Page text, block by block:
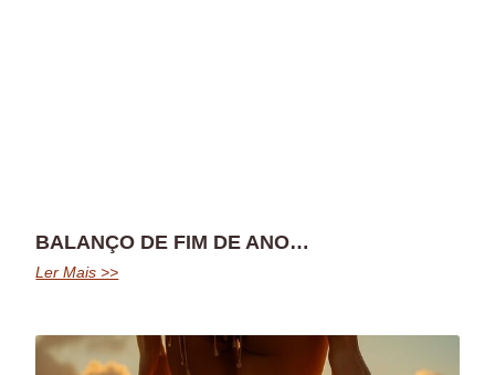
BALANÇO DE FIM DE ANO…
Ler Mais >>